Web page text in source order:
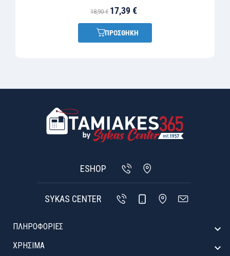
18,90 € 17,39 €
ΠΡΟΣΘΗΚΗ
ESHOP
SYKAS CENTER
ΠΛΗΡΟΦΟΡΙΕΣ 
ΧΡΉΣΙΜΑ 